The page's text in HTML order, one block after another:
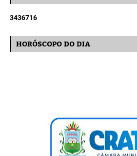
3436716
HORÓSCOPO DO DIA